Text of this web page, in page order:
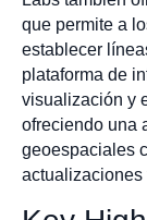
que permite a
establecer
plataforma de
visualización y
ofreciendo una
geoespaciales
actualizaciones